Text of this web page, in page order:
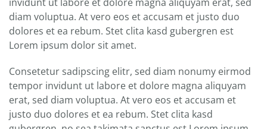
invidunt ut labore et dolore magna aliquyam erat, sed
diam voluptua. At vero eos et accusam et justo duo
dolores et ea rebum. Stet clita kasd gubergren est
Lorem ipsum dolor sit amet.
Consetetur sadipscing elitr, sed diam nonumy eirmod
tempor invidunt ut labore et dolore magna aliquyam
erat, sed diam voluptua. At vero eos et accusam et
justo duo dolores et ea rebum. Stet clita kasd